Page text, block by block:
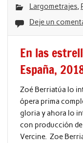
Largometrajes,
Deje un
En las
España,
Zoé Berriatúa lo
ópera prima
gloria y ahora lo
con producción
Vercine. Zoe